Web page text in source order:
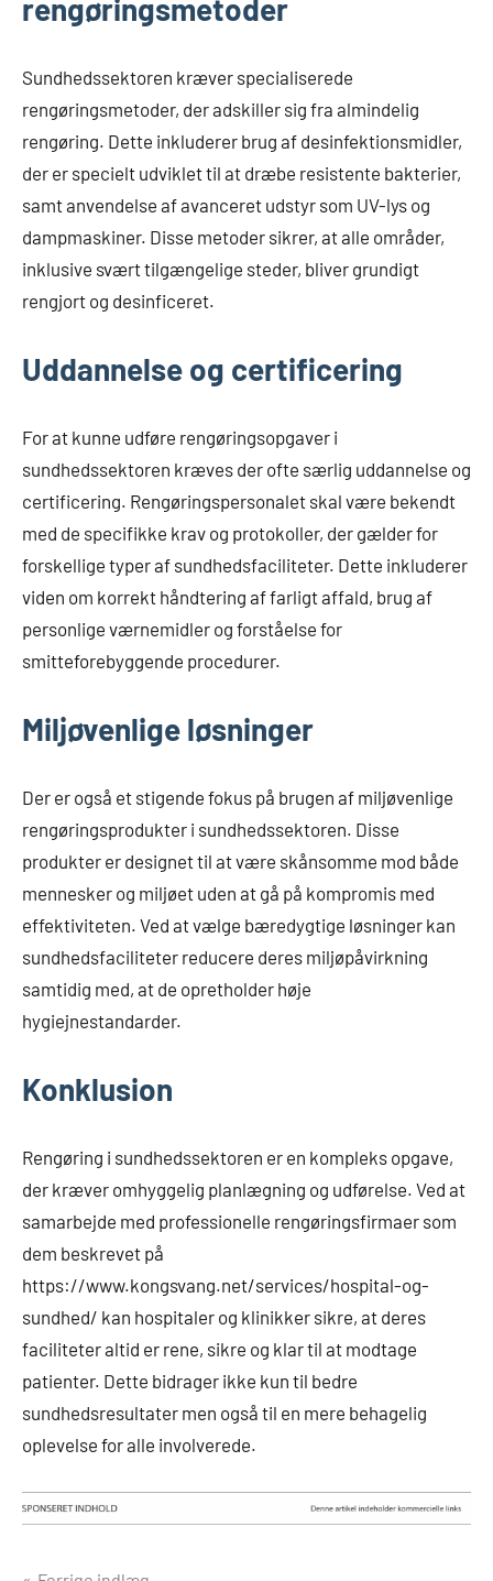
rengøringsmetoder
Sundhedssektoren kræver specialiserede
rengøringsmetoder, der adskiller sig fra almindelig
rengøring. Dette inkluderer brug af desinfektionsmidler,
der er specielt udviklet til at dræbe resistente bakterier,
samt anvendelse af avanceret udstyr som UV-lys og
dampmaskiner. Disse metoder sikrer, at alle områder,
inklusive svært tilgængelige steder, bliver grundigt
rengjort og desinficeret.
Uddannelse og certificering
For at kunne udføre rengøringsopgaver i
sundhedssektoren kræves der ofte særlig uddannelse og
certificering. Rengøringspersonalet skal være bekendt
med de specifikke krav og protokoller, der gælder for
forskellige typer af sundhedsfaciliteter. Dette inkluderer
viden om korrekt håndtering af farligt affald, brug af
personlige værnemidler og forståelse for
smitteforebyggende procedurer.
Miljøvenlige løsninger
Der er også et stigende fokus på brugen af miljøvenlige
rengøringsprodukter i sundhedssektoren. Disse
produkter er designet til at være skånsomme mod både
mennesker og miljøet uden at gå på kompromis med
effektiviteten. Ved at vælge bæredygtige løsninger kan
sundhedsfaciliteter reducere deres miljøpåvirkning
samtidig med, at de opretholder høje
hygiejnestandarder.
Konklusion
Rengøring i sundhedssektoren er en kompleks opgave,
der kræver omhyggelig planlægning og udførelse. Ved at
samarbejde med professionelle rengøringsfirmaer som
dem beskrevet på
https://www.kongsvang.net/services/hospital-og-
sundhed/ kan hospitaler og klinikker sikre, at deres
faciliteter altid er rene, sikre og klar til at modtage
patienter. Dette bidrager ikke kun til bedre
sundhedsresultater men også til en mere behagelig
oplevelse for alle involverede.